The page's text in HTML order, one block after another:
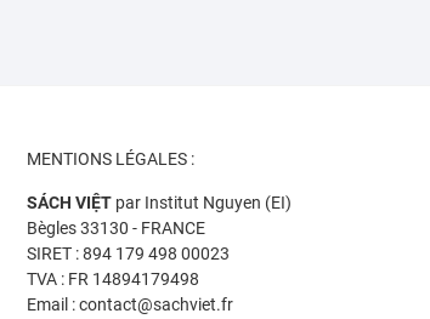
MENTIONS LÉGALES :
SÁCH VIỆT par Institut Nguyen (EI)
Bègles 33130 - FRANCE
SIRET : 894 179 498 00023
TVA : FR 14894179498
Email : contact@sachviet.fr